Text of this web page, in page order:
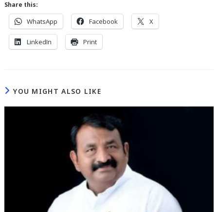
Share this:
WhatsApp Facebook X
LinkedIn Print
YOU MIGHT ALSO LIKE